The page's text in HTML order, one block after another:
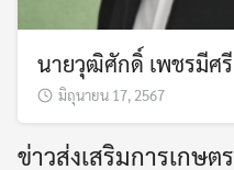
นายวุฒิศักดิ์ เพชรมีศรี
มิถุนายน 17, 2567
ข่าวส่งเสริมการเกษตร